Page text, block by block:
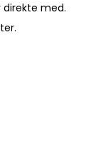
direkte med.